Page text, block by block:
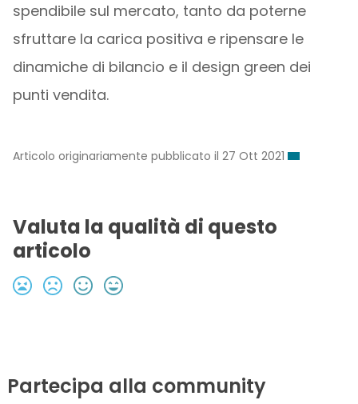
spendibile sul mercato, tanto da poterne
sfruttare la carica positiva e ripensare le
dinamiche di bilancio e il design green dei
punti vendita.
Articolo originariamente pubblicato il 27 Ott 2021
Valuta la qualità di questo
articolo
Partecipa alla community